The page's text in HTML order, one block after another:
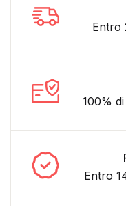
Entro
100%
Entro